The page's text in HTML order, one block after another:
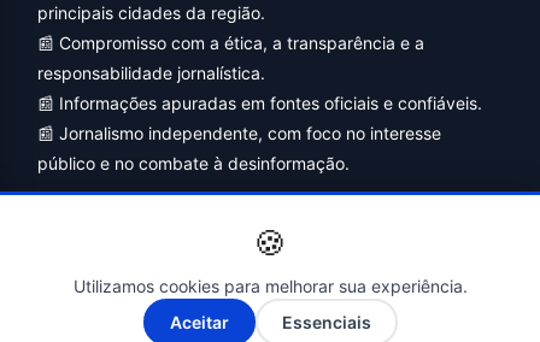
principais cidades da região.
📰 Compromisso com a ética, a transparência e a
responsabilidade jornalística.
📰 Informações apuradas em fontes oficiais e confiáveis.
📰 Jornalismo independente, com foco no interesse
público e no combate à desinformação.
A- A+
🍪
Utilizamos cookies para melhorar sua experiência.
Aceitar
Essenciais